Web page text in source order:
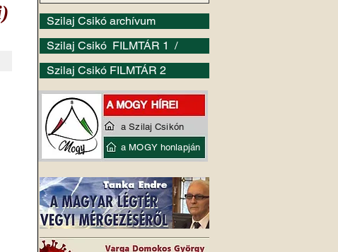
Szilaj Csikó archívum
Szilaj Csikó FILMTÁR 1 /
Szilaj Csikó FILMTÁR 2
a Szilaj Csikón
a MOGY honlapján